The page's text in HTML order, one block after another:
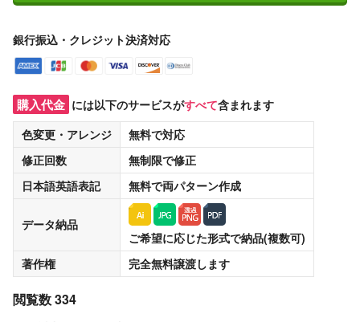
銀行振込・クレジット決済対応
購入代金 には以下のサービスがすべて含まれます
色変更・アレンジ
無料で対応
修正回数
無制限で修正
日本語英語表記
無料で両パターン作成
データ納品
ご希望に応じた形式で納品(複数可)
著作権
完全無料譲渡します
閲覧数 334